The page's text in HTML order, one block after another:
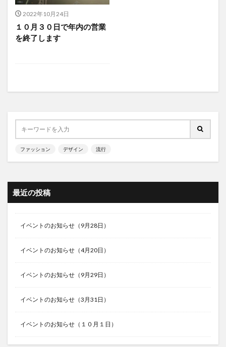
2022年10月24日
１０月３０日で年内の営業
を終了します
ファッション デザイン 流行
最近の投稿
イベントのお知らせ（9月28日）
イベントのお知らせ（4月20日）
イベントのお知らせ（9月29日）
イベントのお知らせ（3月31日）
イベントのお知らせ（１０月１日）